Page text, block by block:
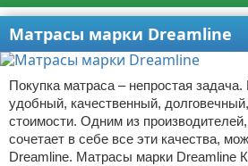
Матрасы марки Dreamline
Покупка матраса – непростая
удобный, качественный,
стоимости. Одним из
сочетает в себе все эти качества,
Dreamline. Матрасы марки Dreamline